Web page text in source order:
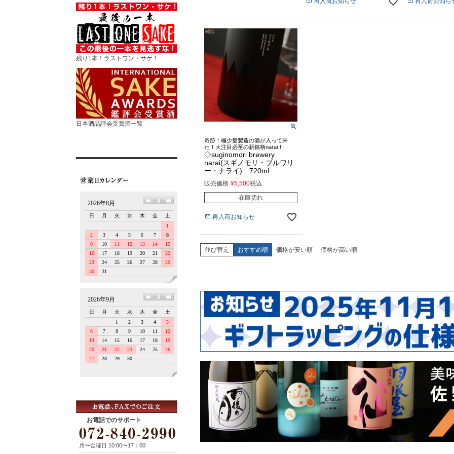
残り1本！ラストワン・サケ！
日本酒品評会受賞酒一覧
お電話でのサポート
月〜金曜日 10:00〜17：00
奇跡！極少量製造の酒が入って来
た！大注目必至の新銘柄narai！
◇suginomori brewery
narai(スギノモリ・ブルワリ
ー・ナライ) 720ml
販売価格 ¥5,500税込
在庫切れ
再入荷お知らせ
並び替え おすすめ順 価格が安い順 価格が高い順